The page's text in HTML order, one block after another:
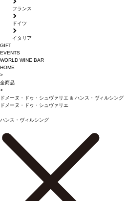
フランス
ドイツ
イタリア
GIFT
EVENTS
WORLD WINE BAR
HOME
>
全商品
>
ドメーヌ・ドゥ・シュヴァリエ & ハンス・ヴィルシング
ドメーヌ・ドゥ・シュヴァリエ
ハンス・ヴィルシング